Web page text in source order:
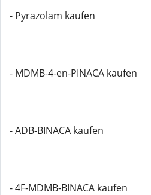
- Pyrazolam kaufen
- MDMB-4-en-PINACA kaufen
- ADB-BINACA kaufen
- 4F-MDMB-BINACA kaufen